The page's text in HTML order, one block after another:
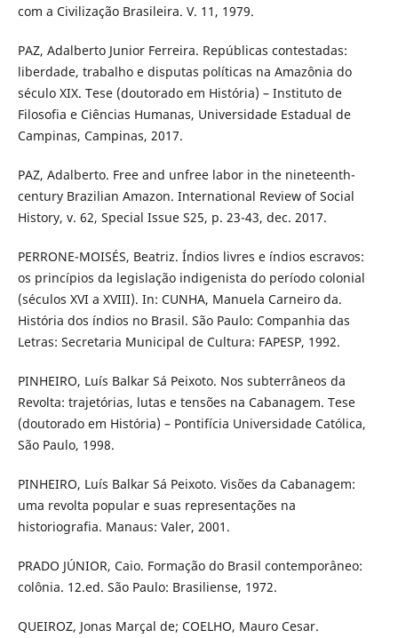
com a Civilização Brasileira. V. 11, 1979.
PAZ, Adalberto Junior Ferreira. Repúblicas contestadas:
liberdade, trabalho e disputas políticas na Amazônia do
século XIX. Tese (doutorado em História) – Instituto de
Filosofia e Ciências Humanas, Universidade Estadual de
Campinas, Campinas, 2017.
PAZ, Adalberto. Free and unfree labor in the nineteenth-
century Brazilian Amazon. International Review of Social
History, v. 62, Special Issue S25, p. 23-43, dec. 2017.
PERRONE-MOISÉS, Beatriz. Índios livres e índios escravos:
os princípios da legislação indigenista do período colonial
(séculos XVI a XVIII). In: CUNHA, Manuela Carneiro da.
História dos índios no Brasil. São Paulo: Companhia das
Letras: Secretaria Municipal de Cultura: FAPESP, 1992.
PINHEIRO, Luís Balkar Sá Peixoto. Nos subterrâneos da
Revolta: trajetórias, lutas e tensões na Cabanagem. Tese
(doutorado em História) – Pontifícia Universidade Católica,
São Paulo, 1998.
PINHEIRO, Luís Balkar Sá Peixoto. Visões da Cabanagem:
uma revolta popular e suas representações na
historiografia. Manaus: Valer, 2001.
PRADO JÚNIOR, Caio. Formação do Brasil contemporâneo:
colônia. 12.ed. São Paulo: Brasiliense, 1972.
QUEIROZ, Jonas Marçal de; COELHO, Mauro Cesar.